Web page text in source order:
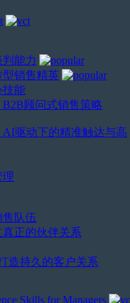
能力
型销售精英
技能
顾问式销售策略
AI驱动下的精准触达与高
理
售队伍
正的伙伴关系
造持久的客户关系
Skills for Managers